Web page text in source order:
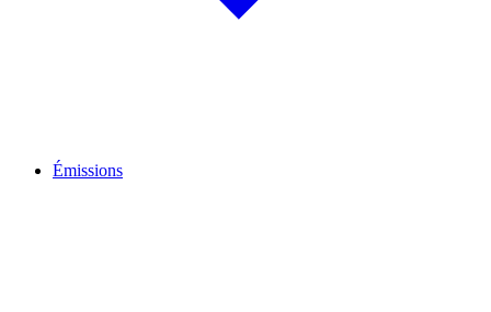
Émissions